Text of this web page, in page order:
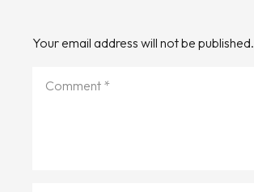
Your email address will not be published.